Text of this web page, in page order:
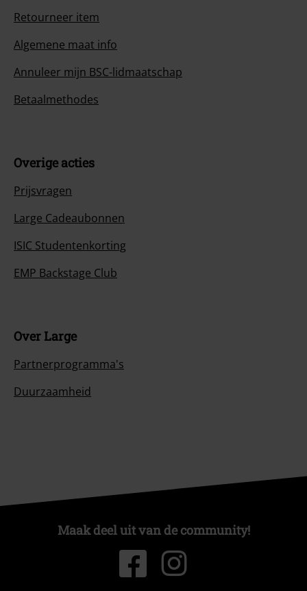
Retourneer item
Algemene maat info
Annuleer mijn BSC-lidmaatschap
Betaalmethodes
Overige acties
Prijsvragen
Large Cadeaubonnen
ISIC Studentenkorting
EMP Backstage Club
Over Large
Partnerprogramma's
Duurzaamheid
Maak deel uit van de community!